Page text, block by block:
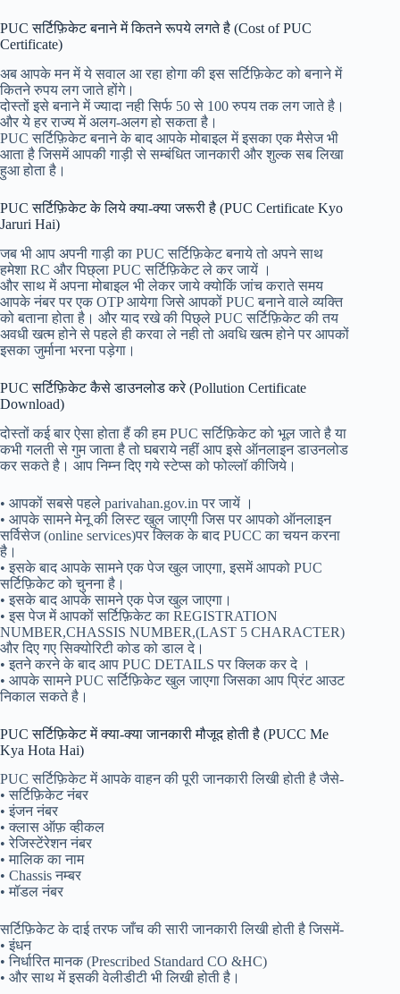
PUC सर्टिफ़िकेट बनाने में कितने रूपये लगते है (Cost of PUC
Certificate)
अब आपके मन में ये सवाल आ रहा होगा की इस सर्टिफ़िकेट को बनाने में
कितने रुपय लग जाते होंगे।
दोस्तों इसे बनाने में ज्यादा नही सिर्फ 50 से 100 रुपय तक लग जाते है।
और ये हर राज्य में अलग-अलग हो सकता है।
PUC सर्टिफ़िकेट बनाने के बाद आपके मोबाइल में इसका एक मैसेज भी
आता है जिसमें आपकी गाड़ी से सम्बंधित जानकारी और शुल्क सब लिखा
हुआ होता है।
PUC सर्टिफ़िकेट के लिये क्या-क्या जरूरी है (PUC Certificate Kyo
Jaruri Hai)
जब भी आप अपनी गाड़ी का PUC सर्टिफ़िकेट बनाये तो अपने साथ
हमेशा RC और पिछ्ला PUC सर्टिफ़िकेट ले कर जायें ।
और साथ में अपना मोबाइल भी लेकर जाये क्योकिं जांच कराते समय
आपके नंबर पर एक OTP आयेगा जिसे आपकों PUC बनाने वाले व्यक्ति
को बताना होता है। और याद रखे की पिछ्ले PUC सर्टिफ़िकेट की तय
अवधी खत्म होने से पहले ही करवा ले नही तो अवधि खत्म होने पर आपकों
इसका जुर्माना भरना पड़ेगा।
PUC सर्टिफ़िकेट कैसे डाउनलोड करे (Pollution Certificate
Download)
दोस्तों कई बार ऐसा होता हैं की हम PUC सर्टिफ़िकेट को भूल जाते है या
कभी गलती से गुम जाता है तो घबराये नहीं आप इसे ऑनलाइन डाउनलोड
कर सकते है। आप निम्न दिए गये स्टेप्स को फोल्लॉ कीजिये।
• आपकों सबसे पहले parivahan.gov.in पर जायें ।
• आपके सामने मेनू की लिस्ट खुल जाएगी जिस पर आपको ऑनलाइन
सर्विसेज (online services)पर क्लिक के बाद PUCC का चयन करना
है।
• इसके बाद आपके सामने एक पेज खुल जाएगा, इसमें आपको PUC
सर्टिफ़िकेट को चुनना है।
• इसके बाद आपके सामने एक पेज खुल जाएगा।
• इस पेज में आपकों सर्टिफ़िकेट का REGISTRATION
NUMBER,CHASSIS NUMBER,(LAST 5 CHARACTER)
और दिए गए सिक्योरिटी कोड को डाल दे।
• इतने करने के बाद आप PUC DETAILS पर क्लिक कर दे ।
• आपके सामने PUC सर्टिफ़िकेट खुल जाएगा जिसका आप प्रिंट आउट
निकाल सकते है।
PUC सर्टिफ़िकेट में क्या-क्या जानकारी मौजूद होती है (PUCC Me
Kya Hota Hai)
PUC सर्टिफ़िकेट में आपके वाहन की पूरी जानकारी लिखी होती है जैसे-
• सर्टिफ़िकेट नंबर
• इंजन नंबर
• क्लास ऑफ़ व्हीकल
• रेजिस्टेंरेशन नंबर
• मालिक का नाम
• Chassis नम्बर
• मॉडल नंबर
सर्टिफ़िकेट के दाई तरफ जाँच की सारी जानकारी लिखी होती है जिसमें-
• इंधन
• निर्धारित मानक (Prescribed Standard CO &HC)
• और साथ में इसकी वेलीडीटी भी लिखी होती है।